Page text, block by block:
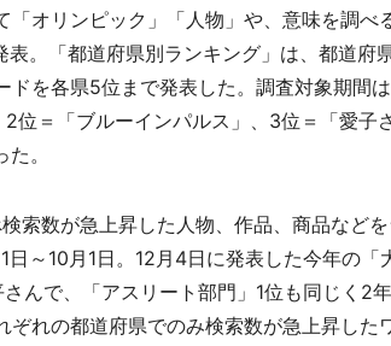
「オリンピック」「人物」や、意味を調べ
。「都道府県別ランキング」は、都道府
を各県5位まで発表した。調査対象期間は
位＝「ブルーインパルス」、3位＝「愛子
。
索数が急上昇した人物、作品、商品など
～10月1日。12月4日に発表した今年の「
んで、「アスリート部門」1位も同じく2年
ぞれの都道府県でのみ検索数が急上昇した